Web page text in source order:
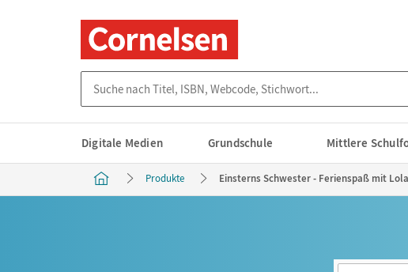
Digitale Medien Grundschule Mittlere
Produkte Einsterns Schwester - Ferienspaß mit